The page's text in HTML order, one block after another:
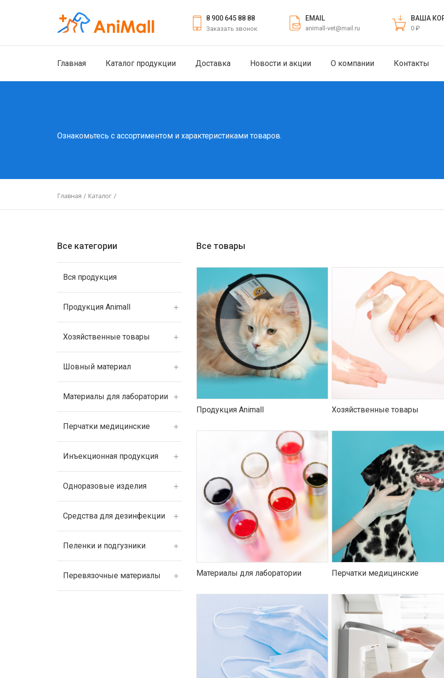
8 900 645 88 88
Заказать звонок
EMAIL
animall-vet@mail.ru
ВАША
0 ₽
Главная Каталог продукции Доставка Новости и акции О компании Контакты
Ознакомьтесь с ассортиментом и характеристиками товаров.
Главная / Каталог /
Все категории
Вся продукция
Продукция Animall
Хозяйственные товары
Шовный материал
Материалы для лаборатории
Перчатки медицинские
Инъекционная продукция
Одноразовые изделия
Средства для дезинфекции
Пеленки и подгузники
Перевязочные материалы
Все товары
Продукция Animall Хозяйственные товары
Материалы для лаборатории Перчатки медицинские